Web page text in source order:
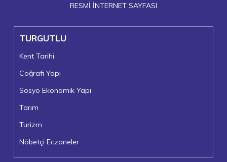
RESMİ İNTERNET SAYFASI
TURGUTLU
Kent Tarihi
Coğrafi Yapı
Sosyo Ekonomik Yapı
Tarım
Turizm
Nöbetçi Eczaneler